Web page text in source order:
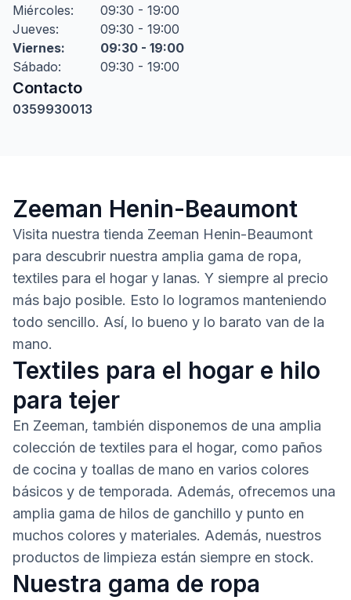
Miércoles:
09:30 - 19:00
Jueves:
09:30 - 19:00
Viernes:
09:30 - 19:00
Sábado: 09:30 - 19:00
Contacto
0359930013
Zeeman Henin-Beaumont
Visita nuestra tienda Zeeman Henin-Beaumont
para descubrir nuestra amplia gama de ropa,
textiles para el hogar y lanas. Y siempre al precio
más bajo posible. Esto lo logramos manteniendo
todo sencillo. Así, lo bueno y lo barato van de la
mano.
Textiles para el hogar e hilo
para tejer
En Zeeman, también disponemos de una amplia
colección de textiles para el hogar, como paños
de cocina y toallas de mano en varios colores
básicos y de temporada. Además, ofrecemos una
amplia gama de hilos de ganchillo y punto en
muchos colores y materiales. Además, nuestros
productos de limpieza están siempre en stock.
Nuestra gama de ropa